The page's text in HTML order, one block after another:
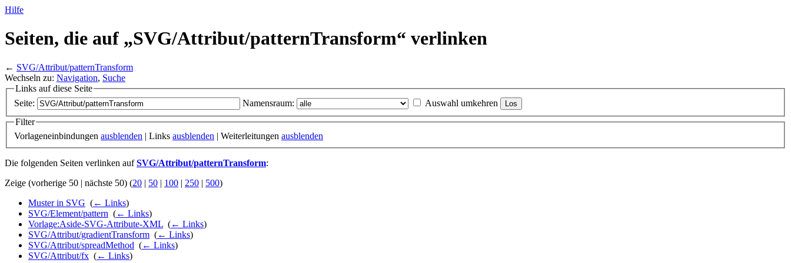
Hilfe
Seiten, die auf „SVG/Attribut/patternTransform“ verlinken
← SVG/Attribut/patternTransform
Wechseln zu: Navigation, Suche
Links auf diese Seite
Seite:
Namensraum:
Auswahl umkehren
Filter
Vorlageneinbindungen ausblenden | Links ausblenden | Weiterleitungen ausblenden
Die folgenden Seiten verlinken aufSVG/Attribut/patternTransform:
Zeige (vorherige 50 | nächste 50) (20 | 50 | 100 | 250 | 500)
Muster in SVG (← Links)
SVG/Element/pattern (← Links)
Vorlage:Aside-SVG-Attribute-XML (← Links)
SVG/Attribut/gradientTransform (← Links)
SVG/Attribut/spreadMethod (← Links)
SVG/Attribut/fx (← Links)